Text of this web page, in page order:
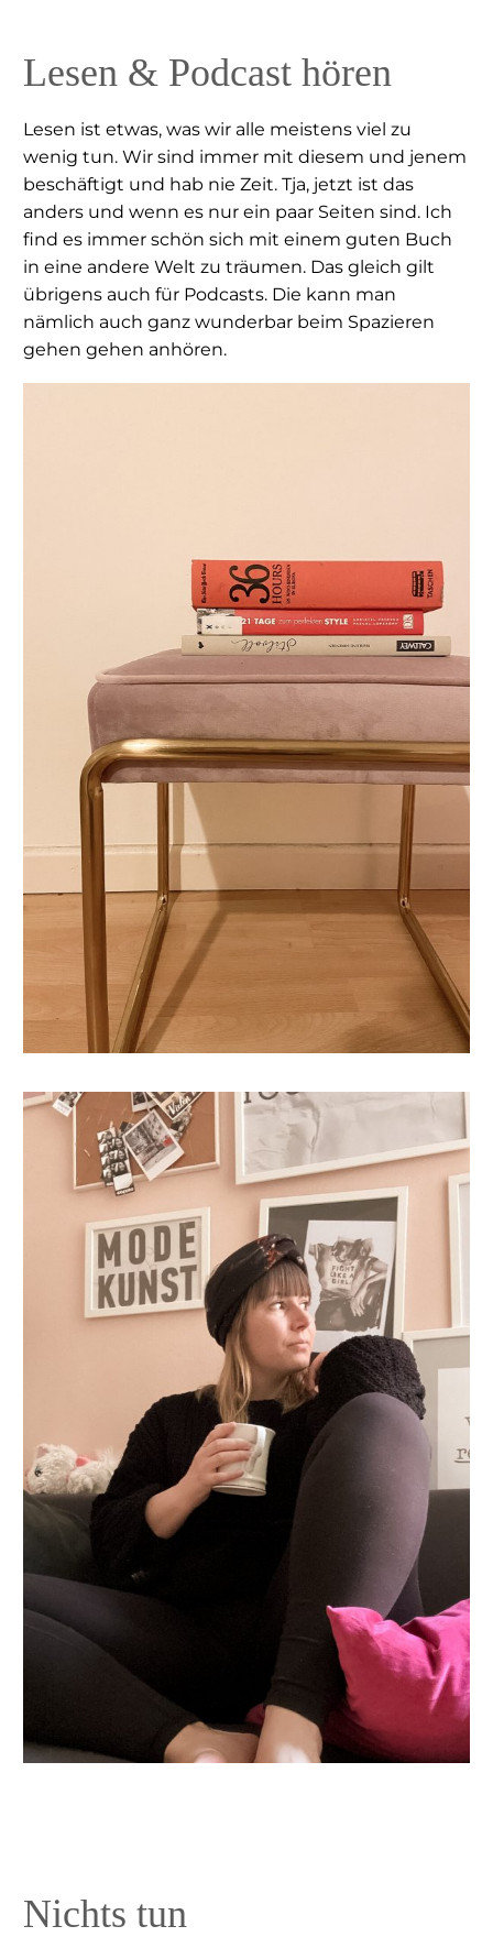
Lesen & Podcast hören
Lesen ist etwas, was wir alle meistens viel zu
wenig tun. Wir sind immer mit diesem und jenem
beschäftigt und hab nie Zeit. Tja, jetzt ist das
anders und wenn es nur ein paar Seiten sind. Ich
find es immer schön sich mit einem guten Buch
in eine andere Welt zu träumen. Das gleich gilt
übrigens auch für Podcasts. Die kann man
nämlich auch ganz wunderbar beim Spazieren
gehen gehen anhören.
Nichts tun